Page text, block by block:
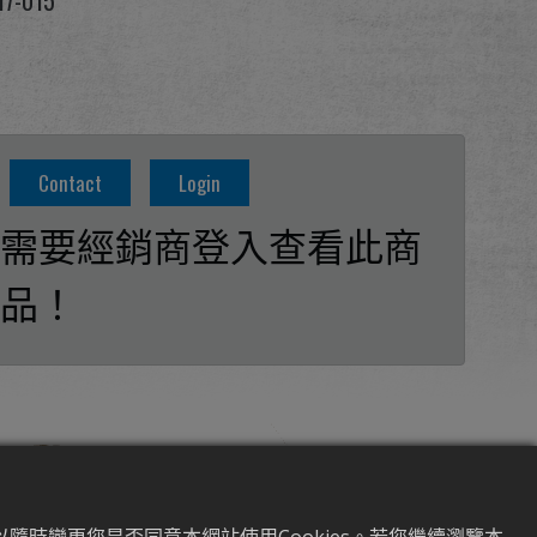
Contact Login
需要經銷商登入查看此商
品！